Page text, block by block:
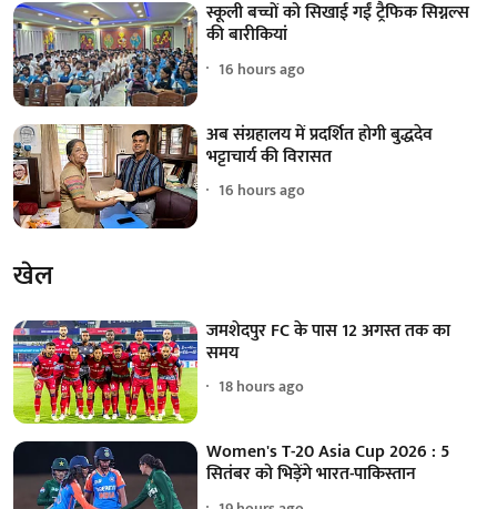
स्कूली बच्चों को सिखाई गईं ट्रैफिक सिग्नल्स
की बारीकियां
16 hours ago
अब संग्रहालय में प्रदर्शित होगी बुद्धदेव
भट्टाचार्य की विरासत
16 hours ago
खेल
जमशेदपुर FC के पास 12 अगस्त तक का
समय
18 hours ago
Women's T-20 Asia Cup 2026 : 5
सितंबर को भिड़ेंगे भारत-पाकिस्तान